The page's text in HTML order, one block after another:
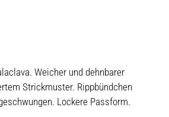
Weicher und dehnbarer
Strickmuster. Rippbündchen
Lockere Passform.